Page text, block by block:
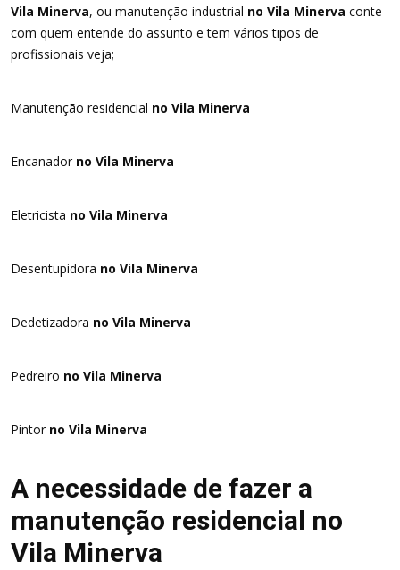
Vila Minerva, ou manutenção industrial no Vila Minerva conte
com quem entende do assunto e tem vários tipos de
profissionais veja;
Manutenção residencial no Vila Minerva
Encanador no Vila Minerva
Eletricista no Vila Minerva
Desentupidora no Vila Minerva
Dedetizadora no Vila Minerva
Pedreiro no Vila Minerva
Pintor no Vila Minerva
A necessidade de fazer a
manutenção residencial no
Vila Minerva